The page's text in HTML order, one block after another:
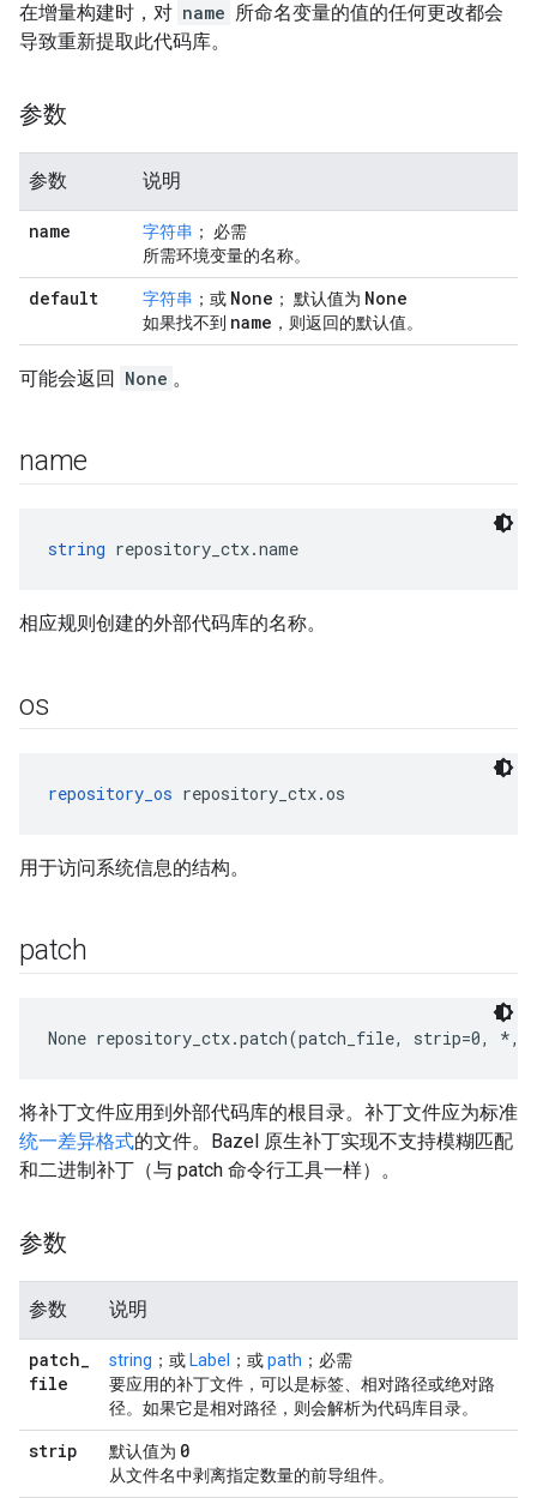
在增量构建时，对 name 所命名变量的值的任何更改都会
导致重新提取此代码库。
参数
参数 说明
name 字符串 ； 必需
所需环境变量的名称。
default 字符串 ；或 None ； 默认值为 None
如果找不到 name ，则返回的默认值。
可能会返回 None 。
name
string repository_ctx.name
相应规则创建的外部代码库的名称。
os
repository_os repository_ctx.os
用于访问系统信息的结构。
patch
None repository_ctx.patch(patch_file, strip=0, *,
将补丁文件应用到外部代码库的根目录。补丁文件应为标准
统一差异格式的文件。Bazel 原生补丁实现不支持模糊匹配
和二进制补丁（与 patch 命令行工具一样）。
参数
参数 说明
patch_
file
string ；或 Label ；或path ；必需
要应用的补丁文件，可以是标签、相对路径或绝对路
径。如果它是相对路径，则会解析为代码库目录。
strip 默认值为 0
从文件名中剥离指定数量的前导组件。